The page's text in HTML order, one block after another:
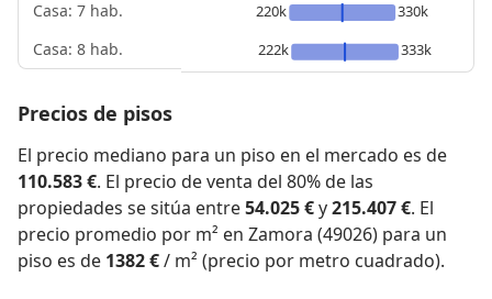
Casa: 7 hab.
Casa: 8 hab.
220k
330k
222k
333k
Precios de pisos
El precio mediano para un piso en el mercado es de
110.583 €. El precio de venta del 80% de las
propiedades se sitúa entre54.025 €y215.407 €. El
precio promedio por m² en Zamora (49026) para un
piso es de 1382 €/ m² (precio por metro cuadrado).